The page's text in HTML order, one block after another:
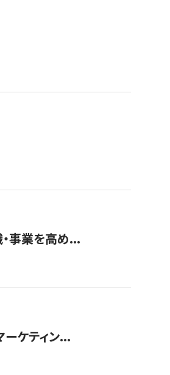
・事業を高め...
ーケティン...